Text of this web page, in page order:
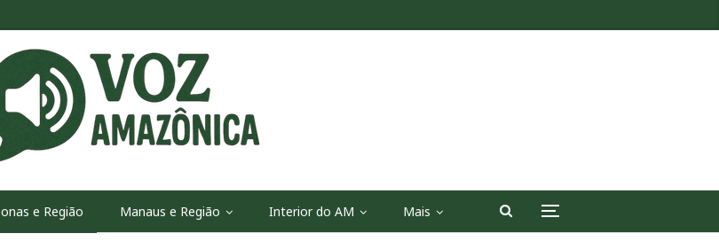
e Região Manaus e Região Interior do AM Mais